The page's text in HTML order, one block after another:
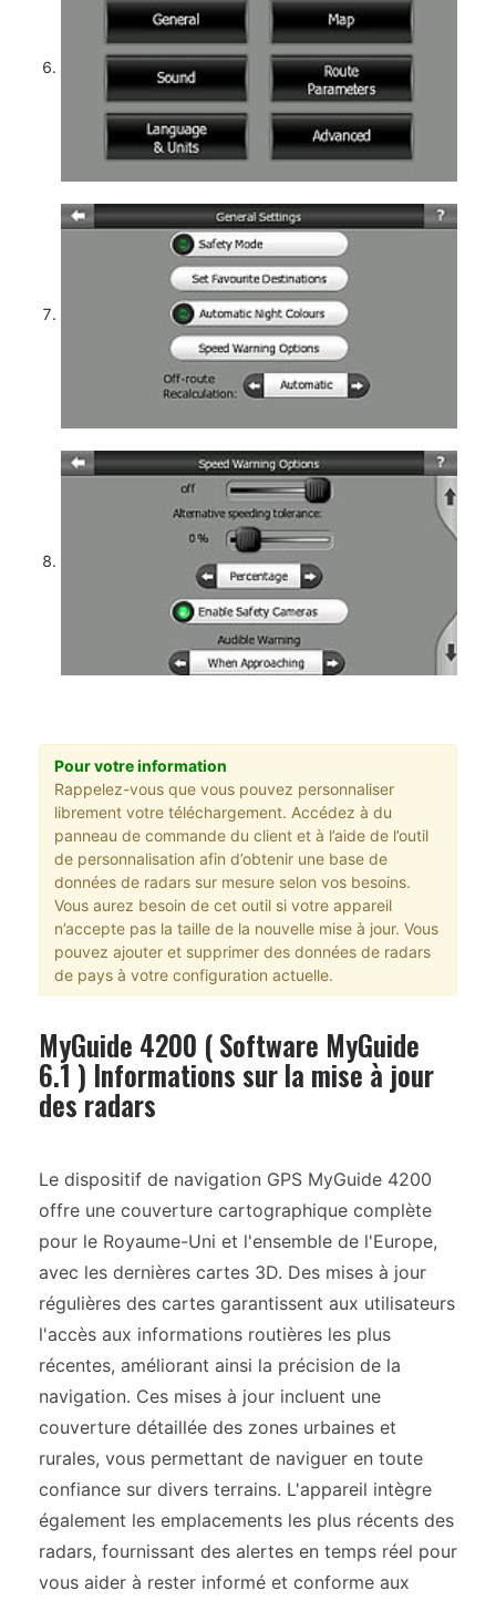
Pour votre information
Rappelez-vous que vous pouvez personnaliser
librement votre téléchargement. Accédez à du
panneau de commande du client et à l’aide de l’outil
de personnalisation afin d’obtenir une base de
données de radars sur mesure selon vos besoins.
Vous aurez besoin de cet outil si votre appareil
n’accepte pas la taille de la nouvelle mise à jour. Vous
pouvez ajouter et supprimer des données de radars
de pays à votre configuration actuelle.
MyGuide 4200 ( Software MyGuide
6.1 ) Informations sur la mise à jour
des radars
Le dispositif de navigation GPS MyGuide 4200
offre une couverture cartographique complète
pour le Royaume-Uni et l'ensemble de l'Europe,
avec les dernières cartes 3D. Des mises à jour
régulières des cartes garantissent aux utilisateurs
l'accès aux informations routières les plus
récentes, améliorant ainsi la précision de la
navigation. Ces mises à jour incluent une
couverture détaillée des zones urbaines et
rurales, vous permettant de naviguer en toute
confiance sur divers terrains. L'appareil intègre
également les emplacements les plus récents des
radars, fournissant des alertes en temps réel pour
vous aider à rester informé et conforme aux